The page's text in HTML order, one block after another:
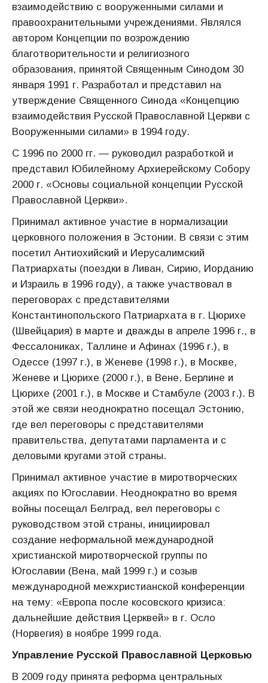
взаимодействию с вооруженными силами и
правоохранительными учреждениями. Являлся
автором Концепции по возрождению
благотворительности и религиозного
образования, принятой Священным Синодом 30
января 1991 г. Разработал и представил на
утверждение Священного Синода «Концепцию
взаимодействия Русской Православной Церкви с
Вооруженными силами» в 1994 году.
С 1996 по 2000 гг. — руководил разработкой и
представил Юбилейному Архиерейскому Собору
2000 г. «Основы социальной концепции Русской
Православной Церкви».
Принимал активное участие в нормализации
церковного положения в Эстонии. В связи с этим
посетил Антиохийский и Иерусалимский
Патриархаты (поездки в Ливан, Сирию, Иорданию
и Израиль в 1996 году), а также участвовал в
переговорах с представителями
Константинопольского Патриархата в г. Цюрихе
(Швейцария) в марте и дважды в апреле 1996 г., в
Фессалониках, Таллине и Афинах (1996 г.), в
Одессе (1997 г.), в Женеве (1998 г.), в Москве,
Женеве и Цюрихе (2000 г.), в Вене, Берлине и
Цюрихе (2001 г.), в Москве и Стамбуле (2003 г.). В
этой же связи неоднократно посещал Эстонию,
где вел переговоры с представителями
правительства, депутатами парламента и с
деловыми кругами этой страны.
Принимал активное участие в миротворческих
акциях по Югославии. Неоднократно во время
войны посещал Белград, вел переговоры с
руководством этой страны, инициировал
создание неформальной международной
христианской миротворческой группы по
Югославии (Вена, май 1999 г.) и созыв
международной межхристианской конференции
на тему: «Европа после косовского кризиса:
дальнейшие действия Церквей» в г. Осло
(Норвегия) в ноябре 1999 года.
Управление Русской Православной Церковью
В 2009 году принята реформа центральных